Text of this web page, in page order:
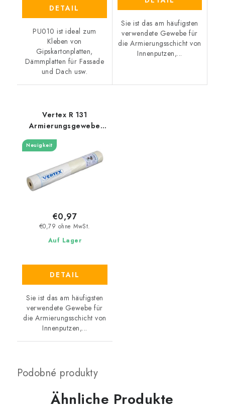
DETAIL
PU010 ist ideal zum
Kleben von
Gipskartonplatten,
Dämmplatten für Fassade
und Dach usw.
Sie ist das am häufigsten
verwendete Gewebe für
die Armierungsschicht von
Innenputzen,...
Vertex R 131
Armierungsgewebe
Neuigkeit
Auf Lager
€0,79 ohne MwSt.
€0,97
DETAIL
Sie ist das am häufigsten
verwendete Gewebe für
die Armierungsschicht von
Innenputzen,...
Ähnliche Produkte